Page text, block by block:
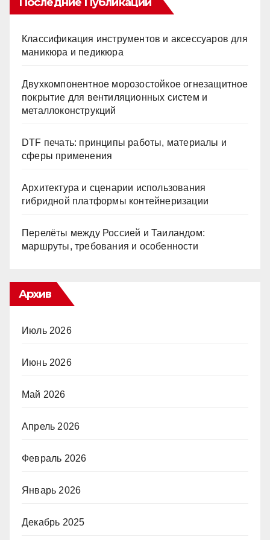
Классификация инструментов и аксессуаров для
маникюра и педикюра
Двухкомпонентное морозостойкое огнезащитное
покрытие для вентиляционных систем и
металлоконструкций
DTF печать: принципы работы, материалы и
сферы применения
Архитектура и сценарии использования
гибридной платформы контейнеризации
Перелёты между Россией и Таиландом:
маршруты, требования и особенности
Архив
Июль 2026
Июнь 2026
Май 2026
Апрель 2026
Февраль 2026
Январь 2026
Декабрь 2025